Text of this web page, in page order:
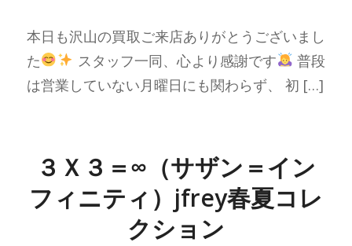
本日も沢山の買取ご来店ありがとうございまし
た
スタッフ一同、心より感謝です
普段
は営業していない月曜日にも関わらず、 初 […]
３Ｘ３＝∞（サザン＝イン
フィニティ）jfrey春夏コレ
クション